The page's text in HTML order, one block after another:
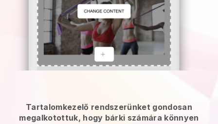
Tartalomkezelő rendszerünket gondosan
megalkotottuk, hogy bárki számára könnyen